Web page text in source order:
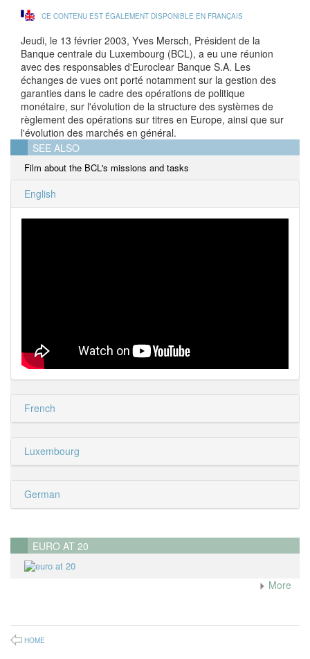
CE CONTENU EST ÉGALEMENT DISPONIBLE EN FRANÇAIS
Jeudi, le 13 février 2003, Yves Mersch, Président de la
Banque centrale du Luxembourg (BCL), a eu une réunion
avec des responsables d'Euroclear Banque S.A. Les
échanges de vues ont porté notamment sur la gestion des
garanties dans le cadre des opérations de politique
monétaire, sur l'évolution de la structure des systèmes de
règlement des opérations sur titres en Europe, ainsi que sur
l'évolution des marchés en général.
SEE ALSO
Film about the BCL's missions and tasks
English
French
Luxembourg
German
EURO AT 20
More
HOME